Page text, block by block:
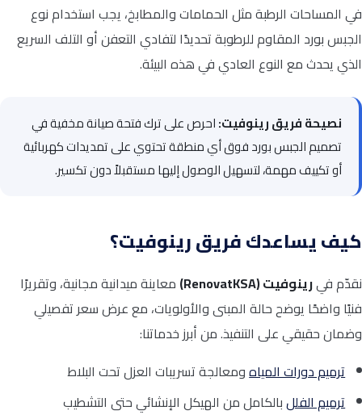
في المساحات الرطبة مثل الحمامات والمطابخ، يجب استخدام نوع
الجبس بورد المقاوم للرطوبة تحديدًا لتفادي التعفن أو التلف السريع
الذي يحدث مع النوع العادي في هذه البيئة.
نصيحة فريق رينوفيت:احرص على ترك فتحة صيانة مخفية في
تصميم الجبس بورد فوق أي منطقة تحتوي على تمديدات كهربائية
أو تكييف مهمة، لتسهيل الوصول إليها مستقبلاً دون تكسير.
كيف يساعدك فريق رينوفيت؟
نقدّم فيرينوفيت (RenovatKSA)
معاينة ميدانية مجانية، وتقريرًا
فنيًا واضحًا يوضح حالة المبنى والأولويات، مع عرض سعر تفصيلي
وضمان حقيقي على التنفيذ. من أبرز خدماتنا:
ترميم دورات المياهومعالجة تسريبات العزل تحت البلاط
ترميم الفللبالكامل من الهيكل الإنشائي حتى التشطيب